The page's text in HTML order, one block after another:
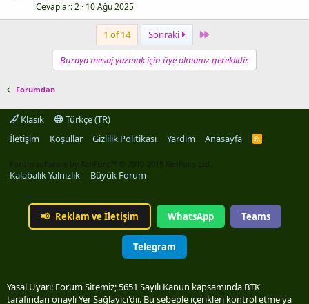
Cevaplar 2 10 Ağu 2025
1 of 14 Sonraki Last
Buraya mesaj yazmak için üye olmanız gereklidir.
Forumdan
Klasik
Türkçe (TR)
İletişim
Koşullar Gizlilik Politikası Yardım Anasayfa
R
Forum software by XenForo™ © 2010-2019 XenForo Ltd.
Kalabalık Yalnızlık Büyük Forum
📢 Reklam ve İletişim WhatsApp Teams
Telegram
Yasal Uyarı: Forum Sitemiz; 5651 Sayılı Kanun kapsamında BTK
tarafından onaylı Yer Sağlayıcı'dır. Bu sebeple içerikleri kontrol etme ya